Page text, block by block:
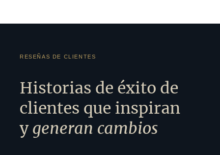
RESEÑAS DE CLIENTES
Historias de éxito de
clientes que inspiran
y generan cambios